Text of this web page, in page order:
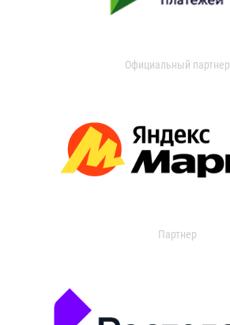
Официальный партнер
Партнер